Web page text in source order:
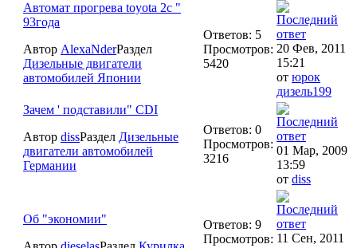
Автомат прогрева toyota 2c "
93года
Автор AlexaNderРаздел
Дизельные двигатели
автомобилей Японии
Ответов: 5
Просмотров:
5420
20 Фев, 2011
15:21
от юрок
дизель199
Зачем ' подставили" CDI
Автор dissРаздел Дизельные
двигатели автомобилей
Германии
Ответов: 0
Просмотров:
3216
01 Мар, 2009
13:59
от diss
Об "экономии"
Ответов: 9
Просмотров: 11 Сен, 2011